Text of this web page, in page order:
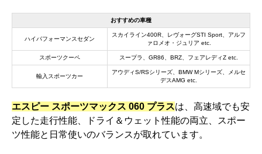
おすすめの車種
ハイパフォーマンスセダン
スカイライン400R、レヴォーグSTI Sport、アルフ
ァロメオ・ジュリア etc.
スポーツクーペ スープラ、GR86、BRZ、フェアレディZ etc.
輸入スポーツカー
アウディS/RSシリーズ、BMW Mシリーズ、メルセ
デスAMG etc.
エスピー スポーツマックス 060 プラスは、高速域でも安
定した走行性能、ドライ＆ウェット性能の両立、スポー
ツ性能と日常使いのバランスが取れています。